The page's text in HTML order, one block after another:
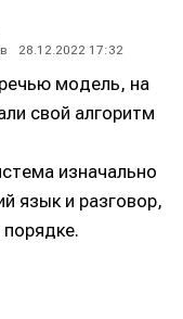
28.12.2022 17:32
модель, на
свой алгоритм
изначально
язык и разговор,